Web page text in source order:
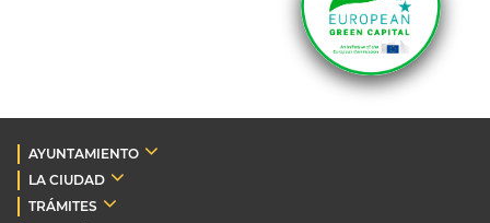
AYUNTAMIENTO
LA CIUDAD
TRÁMITES